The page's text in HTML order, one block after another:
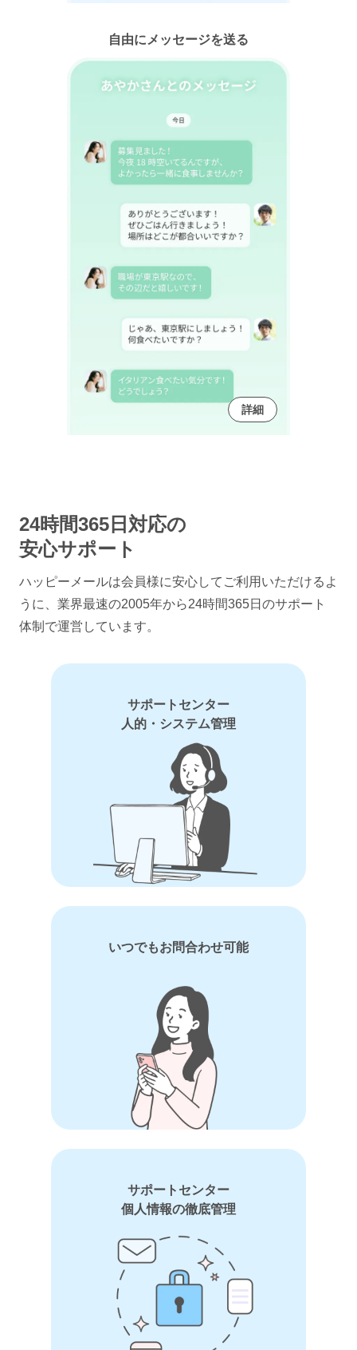
自由にメッセージを送る
詳細
24時間365日対応の
安心サポート
ハッピーメールは会員様に安心してご利用いただけるよ
うに、 業界最速の2005年から24時間365日のサポート
体制で運営しています。
サポートセンター
人的・システム管理
いつでもお問合わせ可能
サポートセンター
個人情報の徹底管理